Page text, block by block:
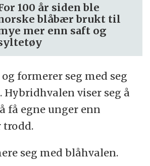
100 år siden ble
blåbær brukt til
mer enn saft og
formerer seg med seg
viser seg å
få egne unger enn
trodd.
seg med blåhvalen.